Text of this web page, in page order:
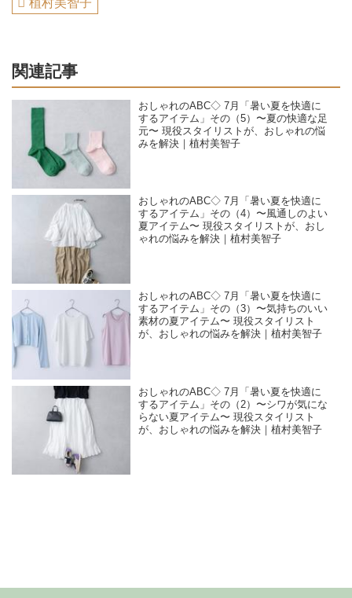
植村美智子
関連記事
おしゃれのABC◇ 7月「暑い夏を快適に
するアイテム」その（5）〜夏の快適な足
元〜 現役スタイリストが、おしゃれの悩
みを解決｜植村美智子
おしゃれのABC◇ 7月「暑い夏を快適に
するアイテム」その（4）〜風通しのよい
夏アイテム〜 現役スタイリストが、おし
ゃれの悩みを解決｜植村美智子
おしゃれのABC◇ 7月「暑い夏を快適に
するアイテム」その（3）〜気持ちのいい
素材の夏アイテム〜 現役スタイリスト
が、おしゃれの悩みを解決｜植村美智子
おしゃれのABC◇ 7月「暑い夏を快適に
するアイテム」その（2）〜シワが気にな
らない夏アイテム〜 現役スタイリスト
が、おしゃれの悩みを解決｜植村美智子